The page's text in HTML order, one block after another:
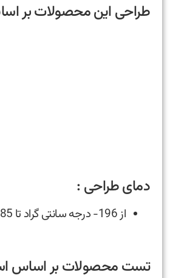
طراحی این محصولات بر
دمای طراحی :
از 196- درجه سانتی گراد تا 85+ درجه سانتی گراد
تست محصولات بر اساس